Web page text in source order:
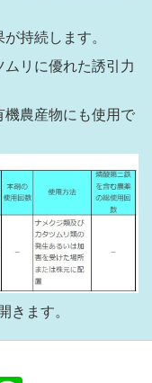
持続します。
リに優れた誘引力
機農産物にも使用で
きます。